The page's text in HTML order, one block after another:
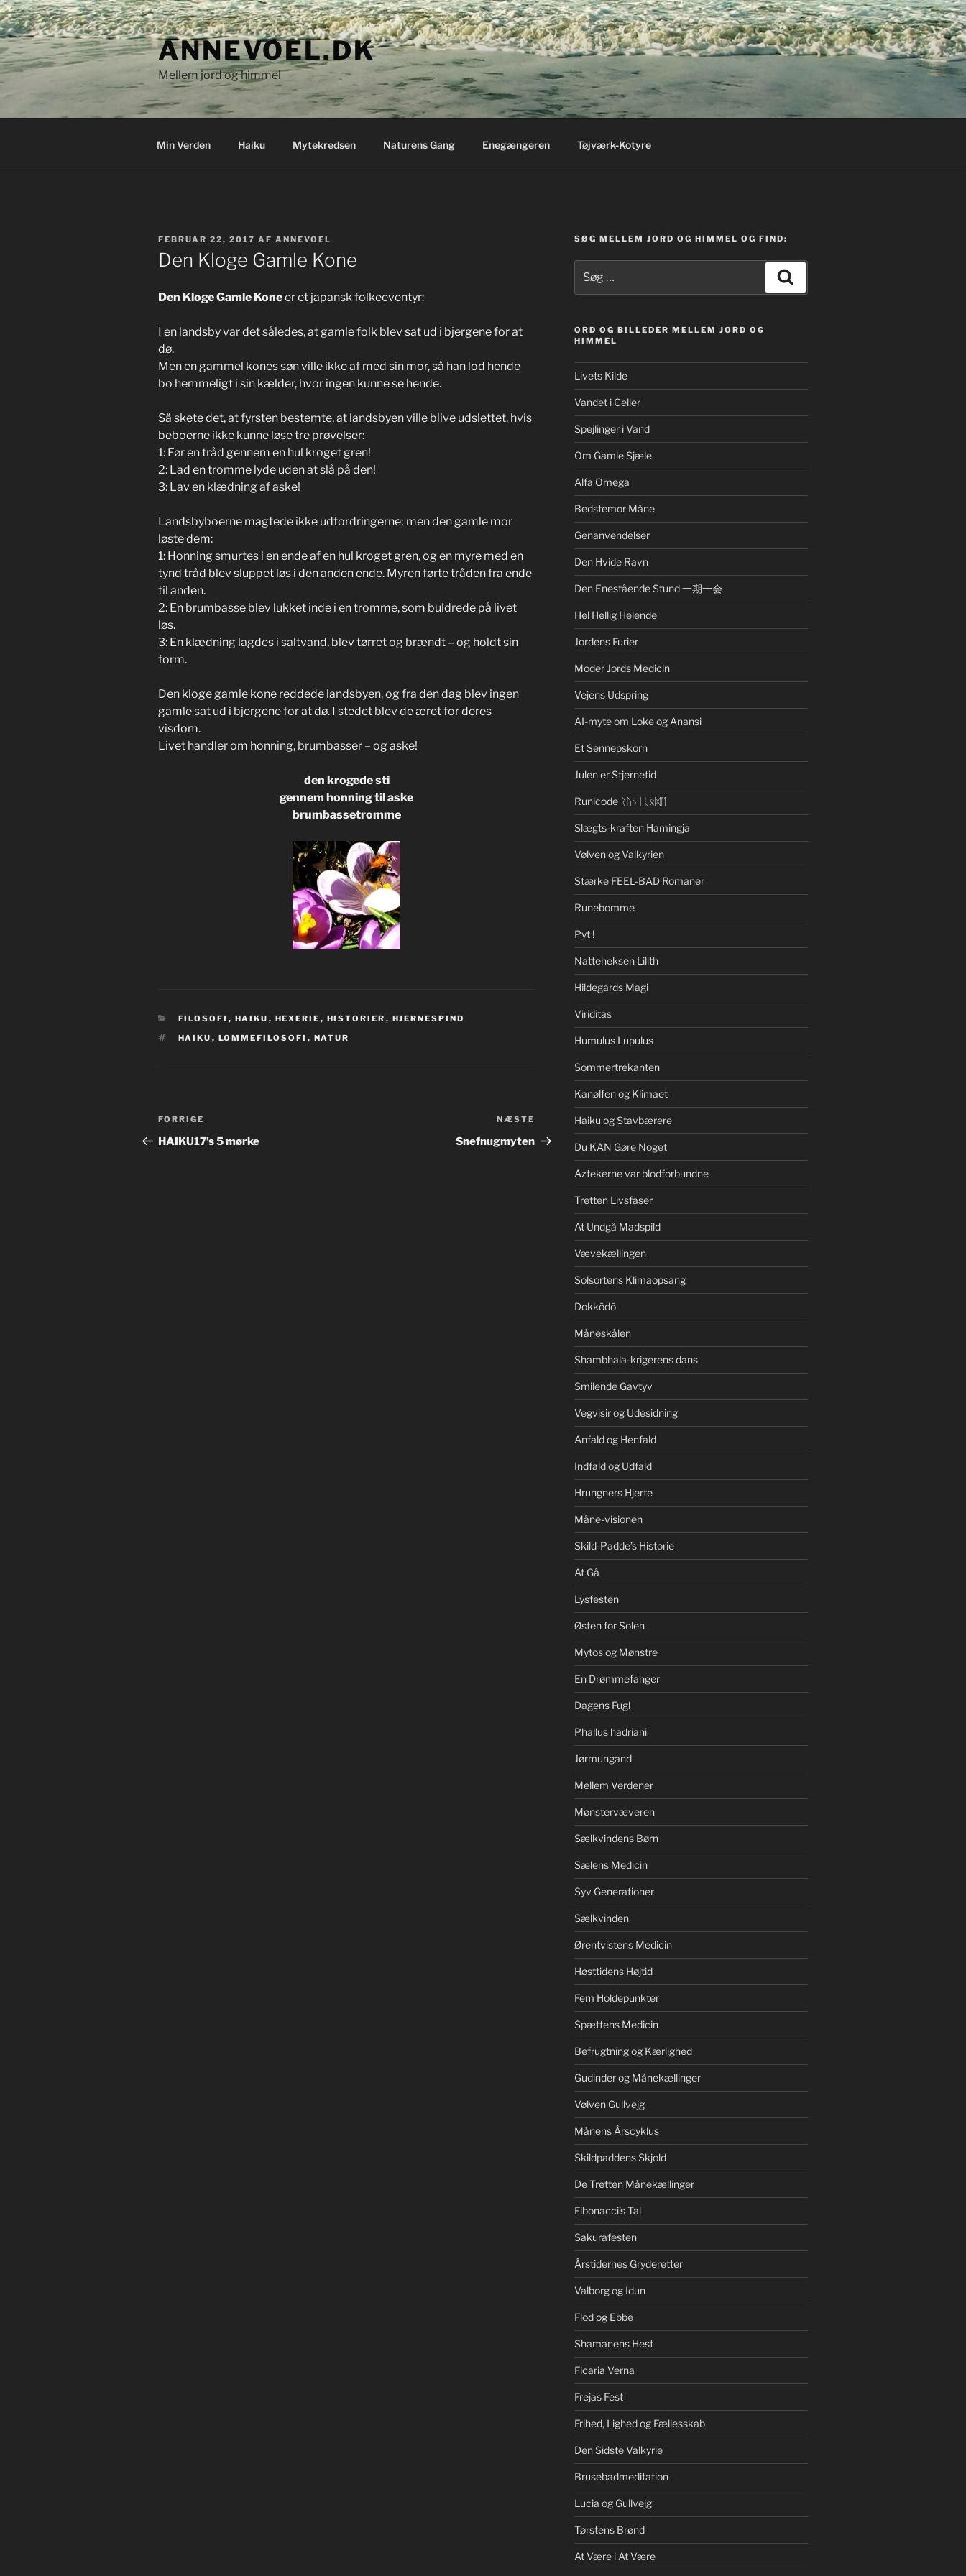
Videre
til
indhold
ANNEVOEL.DK
Mellem jord og himmel
Min Verden Haiku Mytekredsen Naturens Gang Enegængeren Tøjværk-Kotyre
UDGIVET
DEN
FEBRUAR 22, 2017 AF ANNEVOEL
Den Kloge Gamle Kone
Den Kloge Gamle Koneer et japansk folkeeventyr:
I en landsby var det således, at gamle folk blev sat ud i bjergene for at
dø.
Men en gammel kones søn ville ikke af med sin mor, så han lod hende
bo hemmeligt i sin kælder, hvor ingen kunne se hende.
Så skete det, at fyrsten bestemte, at landsbyen ville blive udslettet, hvis
beboerne ikke kunne løse tre prøvelser:
1: Før en tråd gennem en hul kroget gren!
2: Lad en tromme lyde uden at slå på den!
3: Lav en klædning af aske!
Landsbyboerne magtede ikke udfordringerne; men den gamle mor
løste dem:
1: Honning smurtes i en ende af en hul kroget gren, og en myre med en
tynd tråd blev sluppet løs i den anden ende. Myren førte tråden fra ende
til anden.
2: En brumbasse blev lukket inde i en tromme, som buldrede på livet
løs.
3: En klædning lagdes i saltvand, blev tørret og brændt – og holdt sin
form.
Den kloge gamle kone reddede landsbyen, og fra den dag blev ingen
gamle sat ud i bjergene for at dø. I stedet blev de æret for deres
visdom.
Livet handler om honning, brumbasser – og aske!
den krogede sti
gennem honning til aske
brumbassetromme
KATEGORIER
FILOSOFI , HAIKU , HEXERIE , HISTORIER , HJERNESPIND
TAGS
HAIKU , LOMMEFILOSOFI , NATUR
Indlægsnavigation
Forrige
indlæg
FORRIGE
HAIKU17’s 5 mørke
indlæg
NÆSTE
Snefnugmyten
SØG MELLEM JORD OG HIMMEL OG FIND:
efter:
ORD OG BILLEDER MELLEM JORD OG
HIMMEL
Livets Kilde
Vandet i Celler
Spejlinger i Vand
Om Gamle Sjæle
Alfa Omega
Bedstemor Måne
Genanvendelser
Den Hvide Ravn
Den Enestående Stund 一期一会
Hel Hellig Helende
Jordens Furier
Moder Jords Medicin
Vejens Udspring
AI-myte om Loke og Anansi
Et Sennepskorn
Julen er Stjernetid
Runicode ᚱᚢᚾᛁᚳᛟᛞᛖ
Slægts-kraften Hamingja
Vølven og Valkyrien
Stærke FEEL-BAD Romaner
Runebomme
Pyt !
Natteheksen Lilith
Hildegards Magi
Viriditas
Humulus Lupulus
Sommertrekanten
Kanølfen og Klimaet
Haiku og Stavbærere
Du KAN Gøre Noget
Aztekerne var blodforbundne
Tretten Livsfaser
At Undgå Madspild
Vævekællingen
Solsortens Klimaopsang
Dokkōdō
Måneskålen
Shambhala-krigerens dans
Smilende Gavtyv
Vegvisir og Udesidning
Anfald og Henfald
Indfald og Udfald
Hrungners Hjerte
Måne-visionen
Skild-Padde’s Historie
At Gå
Lysfesten
Østen for Solen
Mytos og Mønstre
En Drømmefanger
Dagens Fugl
Phallus hadriani
Jørmungand
Mellem Verdener
Mønstervæveren
Sælkvindens Børn
Sælens Medicin
Syv Generationer
Sælkvinden
Ørentvistens Medicin
Høsttidens Højtid
Fem Holdepunkter
Spættens Medicin
Befrugtning og Kærlighed
Gudinder og Månekællinger
Vølven Gullvejg
Månens Årscyklus
Skildpaddens Skjold
De Tretten Månekællinger
Fibonacci’s Tal
Sakurafesten
Årstidernes Gryderetter
Valborg og Idun
Flod og Ebbe
Shamanens Hest
Ficaria Verna
Frejas Fest
Frihed, Lighed og Fællesskab
Den Sidste Valkyrie
Brusebadmeditation
Lucia og Gullvejg
Tørstens Brønd
At Være i At Være